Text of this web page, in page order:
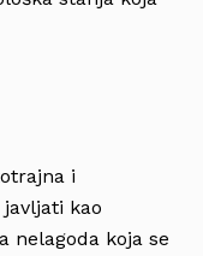
i
kao
nelagoda koja se